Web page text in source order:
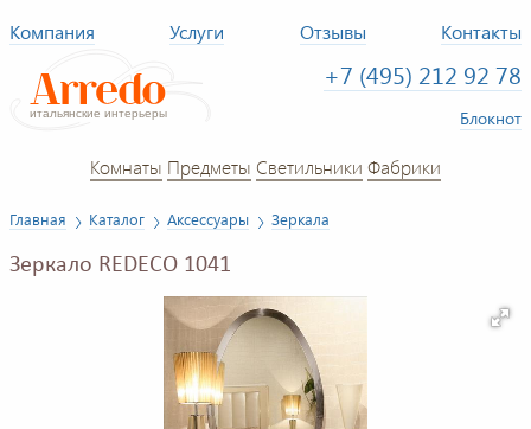
Компания Услуги Отзывы Контакты
+7 (495) 212 92 78
Блокнот
Комнаты Предметы Светильники Фабрики
Главная Каталог Аксессуары Зеркала
Зеркало REDECO 1041